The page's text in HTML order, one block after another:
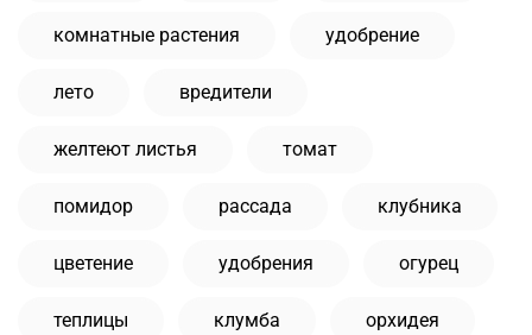
комнатные растения удобрение
лето вредители
желтеют листья томат
помидор рассада клубника
цветение удобрения огурец
теплицы клумба орхидея